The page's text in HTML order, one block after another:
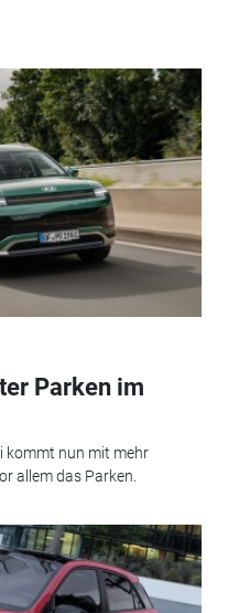
Parken im
kommt nun mit mehr
allem das Parken.